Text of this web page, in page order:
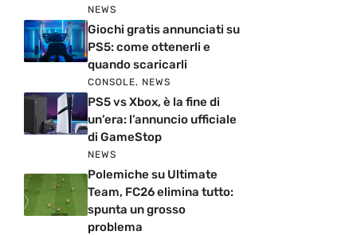
NEWS
Giochi gratis annunciati su
PS5: come ottenerli e
quando scaricarli
CONSOLE, NEWS
PS5 vs Xbox, è la fine di
un’era: l’annuncio ufficiale
di GameStop
NEWS
Polemiche su Ultimate
Team, FC26 elimina tutto:
spunta un grosso
problema